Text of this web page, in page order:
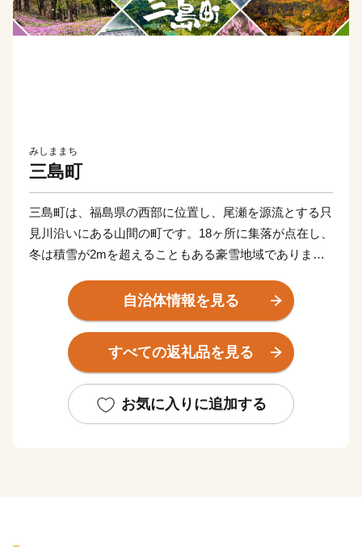
みしままち
三島町
三島町は、福島県の西部に位置し、尾瀬を源流とする只
見川沿いにある山間の町です。18ヶ所に集落が点在し、
冬は積雪が2mを超えることもある豪雪地域でありま
古くから「会津桐」の産地として知られ、町内随所に
植えられており、春には一斉に薄紫の花を咲かせます。
また只見川に沿ってJR只見線が走り、渓谷と鉄道が織
雪国ならではの民具作りの知恵や、暮らしに根付く民
自治体情報を見る
すべての返礼品を見る
お気に入りに追加する